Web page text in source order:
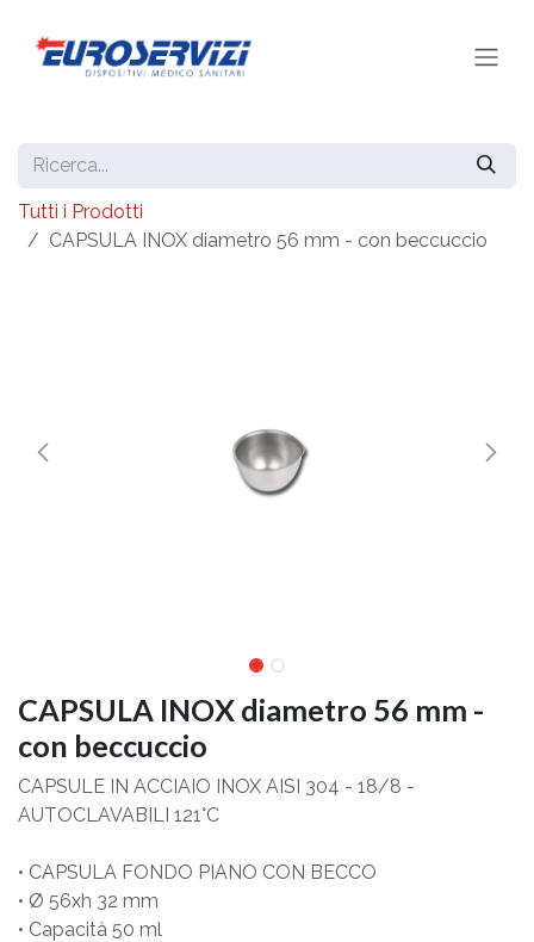
Tutti i Prodotti
CAPSULA INOX diametro 56 mm - con beccuccio
CAPSULA INOX diametro 56 mm -
con beccuccio
CAPSULE IN ACCIAIO INOX AISI 304 - 18/8 -
AUTOCLAVABILI 121°C
• CAPSULA FONDO PIANO CON BECCO
• Ø 56xh 32 mm
• Capacità 50 ml